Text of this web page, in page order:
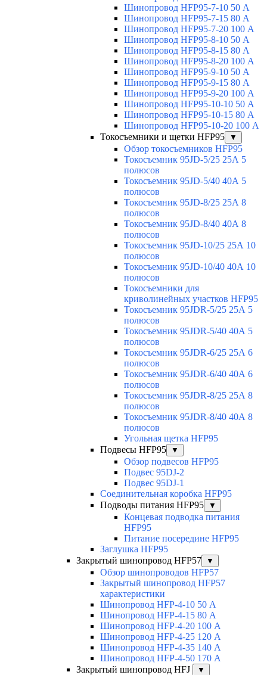
Шинопровод HFP95-7-10 50 А
Шинопровод HFP95-7-15 80 А
Шинопровод HFP95-7-20 100 А
Шинопровод HFP95-8-10 50 А
Шинопровод HFP95-8-15 80 А
Шинопровод HFP95-8-20 100 А
Шинопровод HFP95-9-10 50 А
Шинопровод HFP95-9-15 80 А
Шинопровод HFP95-9-20 100 А
Шинопровод HFP95-10-10 50 А
Шинопровод HFP95-10-15 80 А
Шинопровод HFP95-10-20 100 А
Токосъемники и щетки HFP95
▼
Обзор токосъемников HFP95
Токосъемник 95JD-5/25 25А 5
полюсов
Токосъемник 95JD-5/40 40А 5
полюсов
Токосъемник 95JD-8/25 25А 8
полюсов
Токосъемник 95JD-8/40 40А 8
полюсов
Токосъемник 95JD-10/25 25А 10
полюсов
Токосъемник 95JD-10/40 40А 10
полюсов
Токосъемники для
криволинейных участков HFP95
Токосъемник 95JDR-5/25 25А 5
полюсов
Токосъемник 95JDR-5/40 40А 5
полюсов
Токосъемник 95JDR-6/25 25А 6
полюсов
Токосъемник 95JDR-6/40 40А 6
полюсов
Токосъемник 95JDR-8/25 25А 8
полюсов
Токосъемник 95JDR-8/40 40А 8
полюсов
Угольная щетка HFP95
Подвесы HFP95
▼
Обзор подвесов HFP95
Подвес 95DJ-2
Подвес 95DJ-1
Соединительная коробка HFP95
Подводы питания HFP95
▼
Концевая подводка питания
HFP95
Питание посередине HFP95
Заглушка HFP95
Закрытый шинопровод HFP57
▼
Обзор шинопроводов HFP57
Закрытый шинопровод HFP57
характеристики
Шинопровод HFP-4-10 50 А
Шинопровод HFP-4-15 80 А
Шинопровод HFP-4-20 100 А
Шинопровод HFP-4-25 120 А
Шинопровод HFP-4-35 140 А
Шинопровод HFP-4-50 170 А
Закрытый шинопровод HFJ
▼